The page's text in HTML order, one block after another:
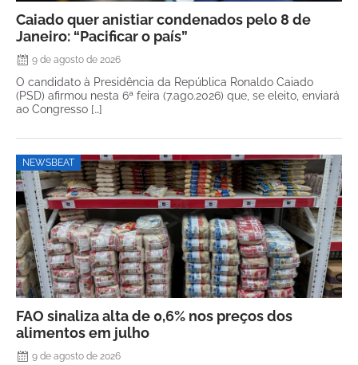
Caiado quer anistiar condenados pelo 8 de
Janeiro: “Pacificar o país”
9 de agosto de 2026
O candidato à Presidência da República Ronaldo Caiado
(PSD) afirmou nesta 6ª feira (7.ago.2026) que, se eleito, enviará
ao Congresso […]
NEWSBEAT
FAO sinaliza alta de 0,6% nos preços dos
alimentos em julho
9 de agosto de 2026